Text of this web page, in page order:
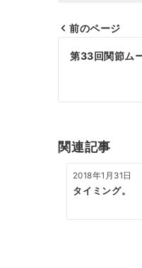
投
ゲ
ー
ョ
前のページ
第33回関節ム
関連記事
2018年1月31日
タイミング。